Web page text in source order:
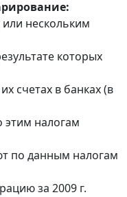
нескольким
которых
счетах в банках (в
налогам
по данным налогам
за 2009 г.